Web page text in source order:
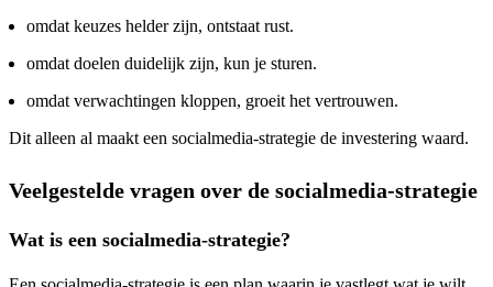
omdat keuzes helder zijn, ontstaat rust.
omdat doelen duidelijk zijn, kun je sturen.
omdat verwachtingen kloppen, groeit het vertrouwen.
Dit alleen al maakt een socialmedia-strategie de investering waard.
Veelgestelde vragen over de socialmedia-strategie
Wat is een socialmedia-strategie?